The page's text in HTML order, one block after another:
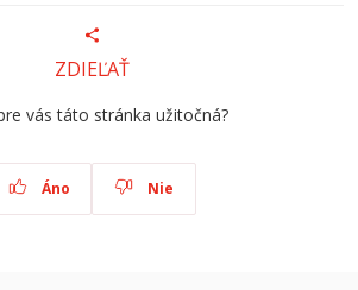
ZDIEĽAŤ
vás táto stránka užitočná?
Áno Nie